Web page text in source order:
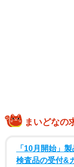
らったら人集まっ
（
まいどなの
「10月開始」
検査品の受付&